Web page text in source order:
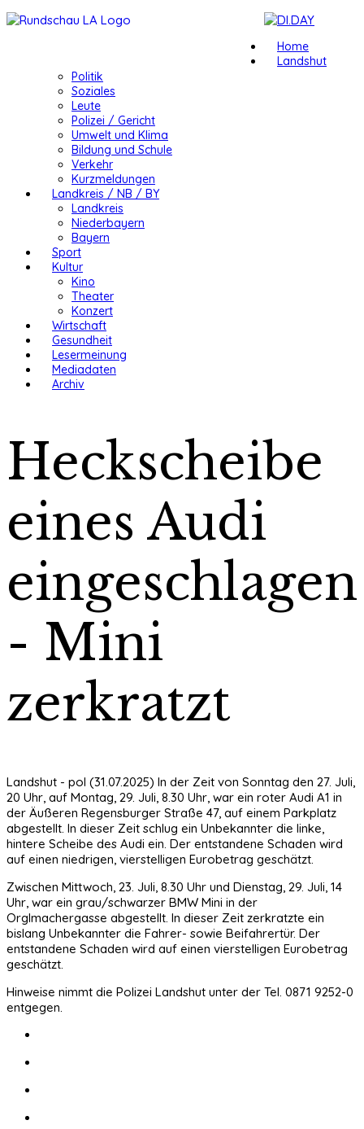
Home
Landshut
Politik
Soziales
Leute
Polizei / Gericht
Umwelt und Klima
Bildung und Schule
Verkehr
Kurzmeldungen
Landkreis / NB / BY
Landkreis
Niederbayern
Bayern
Sport
Kultur
Kino
Theater
Konzert
Wirtschaft
Gesundheit
Lesermeinung
Mediadaten
Archiv
Heckscheibe
eines Audi
eingeschlagen
- Mini
zerkratzt
Landshut - pol (31.07.2025) In der Zeit von Sonntag den 27. Juli,
20 Uhr, auf Montag, 29. Juli, 8.30 Uhr, war ein roter Audi A1 in
der Äußeren Regensburger Straße 47, auf einem Parkplatz
abgestellt. In dieser Zeit schlug ein Unbekannter die linke,
hintere Scheibe des Audi ein. Der entstandene Schaden wird
auf einen niedrigen, vierstelligen Eurobetrag geschätzt.
Zwischen Mittwoch, 23. Juli, 8.30 Uhr und Dienstag, 29. Juli, 14
Uhr, war ein grau/schwarzer BMW Mini in der
Orglmachergasse abgestellt. In dieser Zeit zerkratzte ein
bislang Unbekannter die Fahrer- sowie Beifahrertür. Der
entstandene Schaden wird auf einen vierstelligen Eurobetrag
geschätzt.
Hinweise nimmt die Polizei Landshut unter der Tel. 0871 9252-0
entgegen.